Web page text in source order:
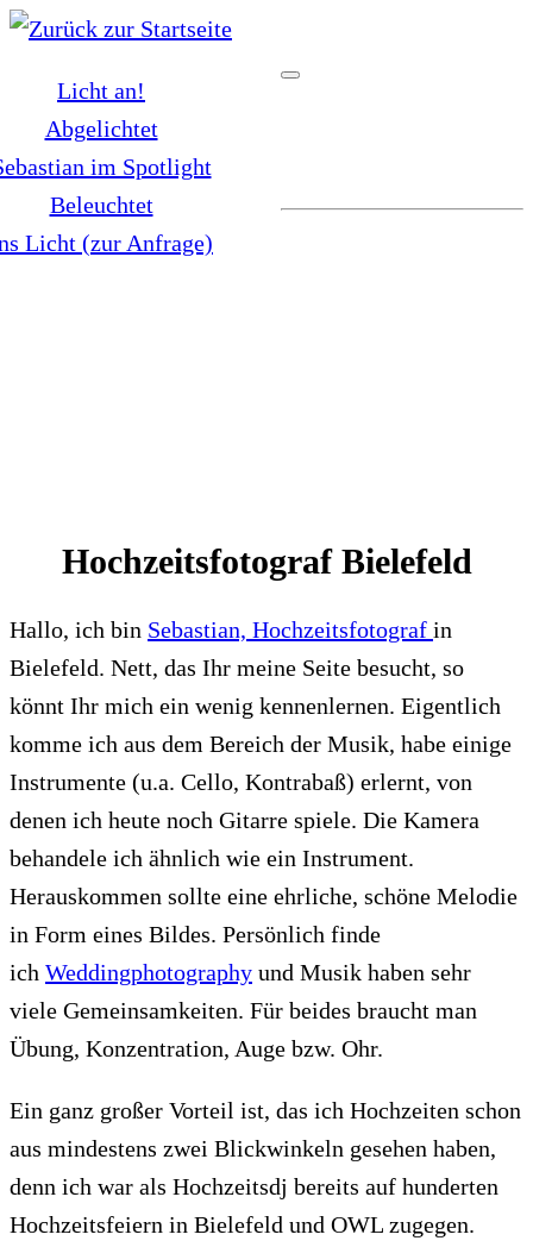
Zum
springenLicht an!
Abgelichtet
im Spotlight
Beleuchtet
Licht (zur Anfrage)
Hochzeitsfotograf Bielefeld
Hallo, ich bin Sebastian, Hochzeitsfotograf in
Bielefeld. Nett, das Ihr meine Seite besucht, so
könnt Ihr mich ein wenig kennenlernen. Eigentlich
komme ich aus dem Bereich der Musik, habe einige
Instrumente (u.a. Cello, Kontrabaß) erlernt, von
denen ich heute noch Gitarre spiele. Die Kamera
behandele ich ähnlich wie ein Instrument.
Herauskommen sollte eine ehrliche, schöne Melodie
in Form eines Bildes. Persönlich finde
ich Weddingphotography und Musik haben sehr
viele Gemeinsamkeiten. Für beides braucht man
Übung, Konzentration, Auge bzw. Ohr.
Ein ganz großer Vorteil ist, das ich Hochzeiten schon
aus mindestens zwei Blickwinkeln gesehen haben,
denn ich war als Hochzeitsdj bereits auf hunderten
Hochzeitsfeiern in Bielefeld und OWL zugegen.